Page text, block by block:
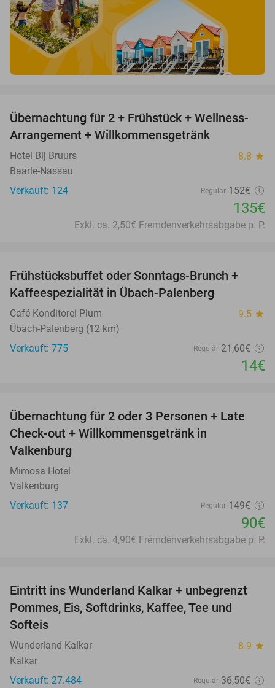
11%
Übernachtung für 2 + Frühstück + Wellness-
Arrangement + Willkommensgetränk
Hotel Bij Bruurs 8.8 star
Baarle-Nassau
Verkauft: 124
Regulär 152€
135€
Exkl. ca. 2,50€ Fremdenverkehrsabgabe p. P.
35%
Frühstücksbuffet oder Sonntags-Brunch +
Kaffeespezialität in Übach-Palenberg
Café Konditorei Plum 9.5 star
Übach-Palenberg (12 km)
Verkauft: 775
Regulär 21,60€
14€
40%
Übernachtung für 2 oder 3 Personen + Late
Check-out + Willkommensgetränk in
Valkenburg
Mimosa Hotel
Valkenburg
Verkauft: 137
Regulär 149€
90€
Exkl. ca. 4,90€ Fremdenverkehrsabgabe p. P.
32%
Eintritt ins Wunderland Kalkar + unbegrenzt
Pommes, Eis, Softdrinks, Kaffee, Tee und
Softeis
Wunderland Kalkar 8.9 star
Kalkar
Verkauft: 27.484
Regulär 36,50€